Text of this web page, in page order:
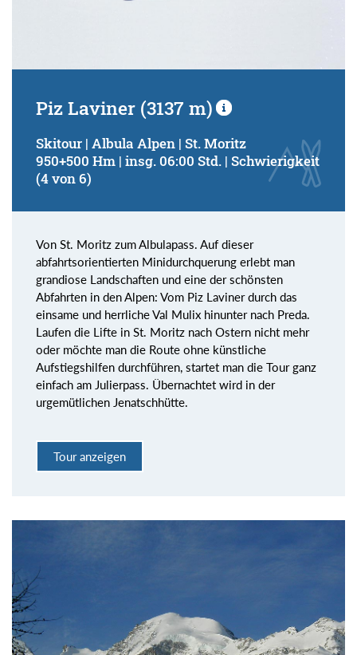
Piz Laviner (3137 m)
Skitour | Albula Alpen | St. Moritz
950+500 Hm | insg. 06:00 Std. | Schwierigkeit
(4 von 6)
Von St. Moritz zum Albulapass. Auf dieser
abfahrtsorientierten Minidurchquerung erlebt man
grandiose Landschaften und eine der schönsten
Abfahrten in den Alpen: Vom Piz Laviner durch das
einsame und herrliche Val Mulix hinunter nach Preda.
Laufen die Lifte in St. Moritz nach Ostern nicht mehr
oder möchte man die Route ohne künstliche
Aufstiegshilfen durchführen, startet man die Tour ganz
einfach am Julierpass. Übernachtet wird in der
urgemütlichen Jenatschhütte.
Tour anzeigen